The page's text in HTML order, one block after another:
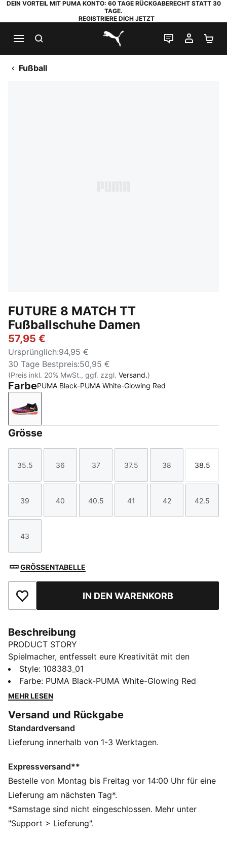
DEIN VORTEIL MIT PUMA KONTO: 60 TAGE RÜCKGABERECHT STATT 30
TAGE.
REGISTRIERE DICH JETZT
PUMA.com
LIVE-CHAT
MEIN
Fußball
FUTURE 8 MATCH TT
Fußballschuhe Damen
57,95 €
Ursprünglich:94,95 €
30 Tage Bestpreis:50,95 €
(Preis inkl. 20% MwSt., ggf. zzgl. Versand.)
FarbePUMA Black-PUMA White-Glowing Red
PUMA Black-PUMA White-Glowing Red
Grösse
Größe
35.5
Größe
36
Größe
37
Größe
37.5
Größe
38
Größe
38.5
Größe
39
Größe
40
Größe
40.5
Größe
41
Größe
42
Größe
42.5
Größe
43
GRÖSSENTABELLE
Zu Favoriten hinzufügenIN DEN WARENKORB
Beschreibung
PRODUCT STORY
Spielmacher, entfesselt eure Kreativität mit den
FUTURE 8 MATCH. Die für Damen entwickelten
Schuhe verfügen über leichtes Mesh-Obermaterial,
GripControl Technologie und eine dünne
Verteidiger mühelos abschütteln kannst. Mit oder ohne
Schnürsenkel. Dein Spiel, deine Regeln.
FEATURES + VORTEILE
recycelten Materialien
FÜR SIE GEMACHT: Das Design dieser Fußballschuhe
berücksichtigt die Größe und den Spann von
weiblichen Füßen und sorgt für eine perfekte
Passform.
FIT #1: Weiches, leichtes Mesh-Obermaterial mit
Style: 108383_01
Farbe: PUMA Black-PUMA White-Glowing Red
MEHR LESEN
Versand und Rückgabe
Standardversand
Lieferung innerhalb von 1-3 Werktagen.
Expressversand**
Bestelle von Montag bis Freitag vor 14:00 Uhr für eine
Lieferung am nächsten Tag*.
*Samstage sind nicht eingeschlossen. Mehr unter
"Support > Lieferung".